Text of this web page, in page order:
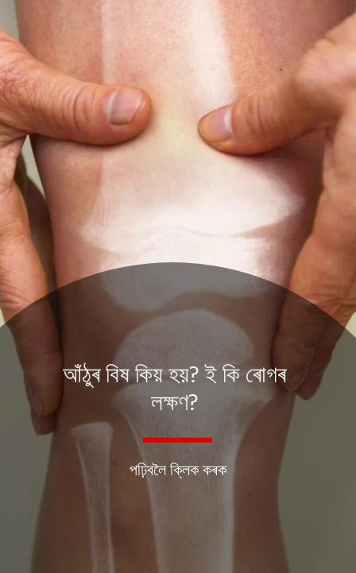
পঢ়িবলৈ ক্লিক কৰক
আঁঠুৰ বিষ কিয় হয়? ই কি ৰোগৰ
লক্ষণ?